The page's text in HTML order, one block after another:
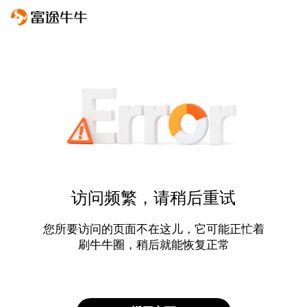
访问频繁，请稍后重试
您所要访问的页面不在这儿，它可能正忙着
刷牛牛圈，稍后就能恢复正常